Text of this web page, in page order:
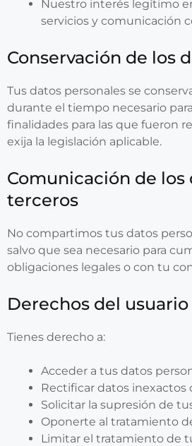
Nuestro interés legítimo
servicios y comunicación
Conservación de los
Tus datos personales se
durante el tiempo necesario
finalidades para las que fueron
exija la legislación aplicable.
Comunicación de los
terceros
No compartimos tus datos
salvo que sea necesario para
obligaciones legales o con tu
Derechos del usuario
Tienes derecho a:
Acceder a tus datos
Rectificar datos inexactos
Solicitar la supresión de
Oponerte al tratamiento
Limitar el tratamiento de